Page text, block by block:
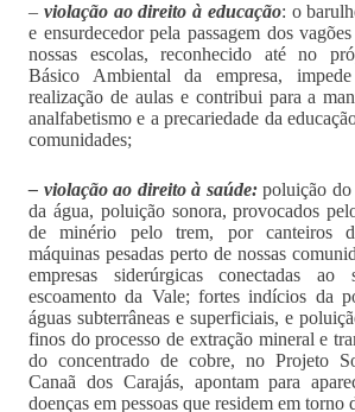
– violação ao direito à educação: o
e ensurdecedor pela passagem dos
nossas escolas, reconhecido até no
Básico Ambiental da empresa,
realização de aulas e contribui para a
analfabetismo e a precariedade da
comunidades;
– violação ao direito à saúde:poluição do
da água, poluição sonora, provocados
de minério pelo trem, por canteiros
máquinas pesadas perto de nossas
empresas siderúrgicas conectadas ao
escoamento da Vale; fortes indícios da
águas subterrâneas e superficiais, e
finos do processo de extração mineral e
do concentrado de cobre, no Projeto
Canaã dos Carajás, apontam para
doenças em pessoas que residem em torno